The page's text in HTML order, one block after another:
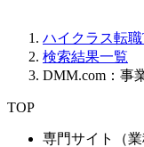
ハイクラス転職
検索結果一覧
DMM.com：事
TOP
専門サイト（業